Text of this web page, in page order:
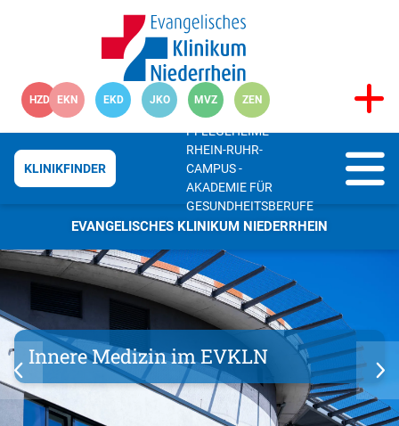
HZD EKN EKD JKO MVZ ZEN
EVANGELISCHES KLINIKUM NIEDERRHEIN
KLINIKFINDER
PFLEGEHEIME
RHEIN-RUHR-
CAMPUS -
AKADEMIE FÜR
GESUNDHEITSBERUFE
Innere Medizin im EVKLN